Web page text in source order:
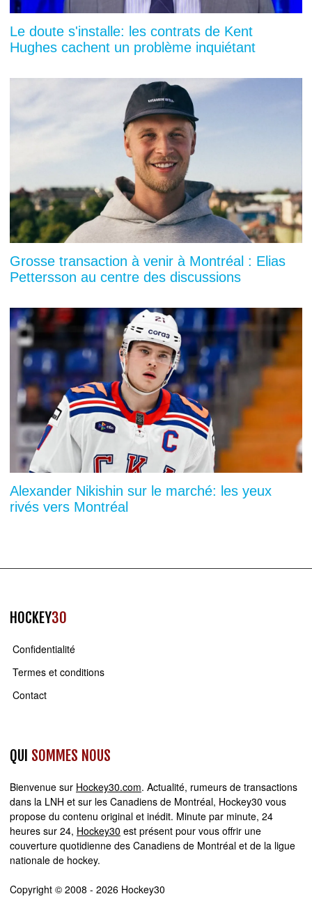
Le doute s'installe: les contrats de Kent
Hughes cachent un problème inquiétant
Grosse transaction à venir à Montréal : Elias
Pettersson au centre des discussions
Alexander Nikishin sur le marché: les yeux
rivés vers Montréal
HOCKEY30
Confidentialité
Termes et conditions
Contact
QUI SOMMES NOUS
Bienvenue sur Hockey30.com. Actualité, rumeurs de transactions
dans la LNH et sur les Canadiens de Montréal, Hockey30 vous
propose du contenu original et inédit. Minute par minute, 24
heures sur 24, Hockey30 est présent pour vous offrir une
couverture quotidienne des Canadiens de Montréal et de la ligue
nationale de hockey.
Copyright © 2008 - 2026 Hockey30